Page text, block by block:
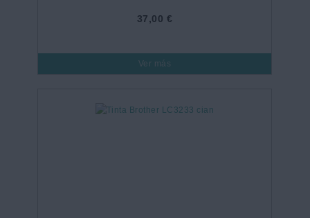
37,00 €
Ver más